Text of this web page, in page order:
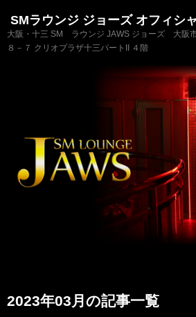
SMラウンジ ジョーズ オフィシ
大阪・十三 SM ラウンジ JAWS ジョーズ 大阪
８－７ クリオプラザ十三パートII ４階
2023年03月の記事一覧